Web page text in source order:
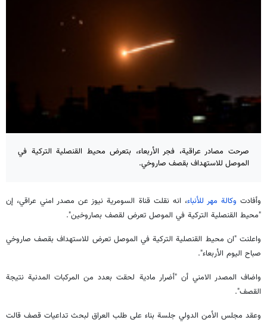
صرحت مصادر عراقية، فجر الأربعاء، بتعرض محيط القنصلية التركية في
الموصل للاستهداف بقصف صاروخي.
وأفادت وكالة مهر للأنباء، انه نقلت قناة السومرية نيوز عن مصدر امني عراقي، إن
"محيط القنصلية التركية في الموصل تعرض لقصف بصاروخين".
واعلنت "ان محيط القنصلية التركية في الموصل تعرض للاستهداف بقصف صاروخي
صباح اليوم الأربعاء".
واضاف المصدر الامني أن "أضرار مادية لحقت بعدد من المركبات المدنية نتيجة
القصف".
وعقد مجلس الأمن الدولي جلسة بناء على طلب العراق لبحث تداعيات قصف قالت